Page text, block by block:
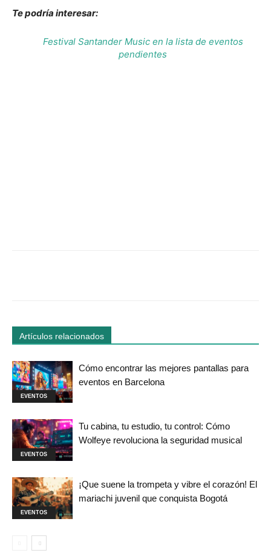
Te podría interesar:
Festival Santander Music en la lista de eventos
pendientes
Artículos relacionados
EVENTOS
Cómo encontrar las mejores pantallas para
eventos en Barcelona
EVENTOS
Tu cabina, tu estudio, tu control: Cómo
Wolfeye revoluciona la seguridad musical
EVENTOS
¡Que suene la trompeta y vibre el corazón! El
mariachi juvenil que conquista Bogotá